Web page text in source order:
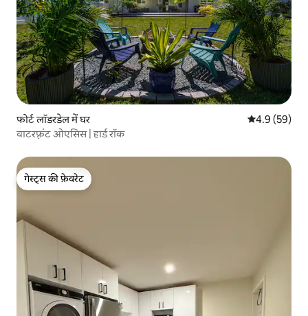
फोर्ट लॉडरडेल में घर औसत रेटिंग 5 में
4.9 (59)
वाटरफ़्रंट ओएसिस | हार्ड रॉक
गेस्ट्स की फ़ेवरेट
गेस्ट्स की फ़ेवरेट